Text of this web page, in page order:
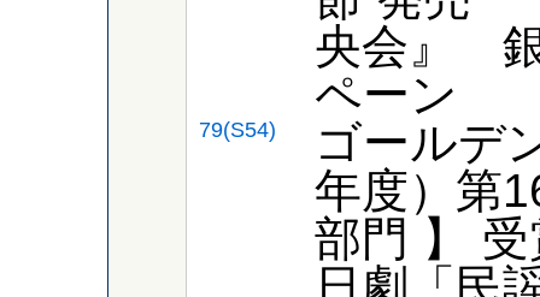
央会』
ペーン
79(S54)
ゴールデ
年度）第
部門 】